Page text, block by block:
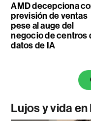
AMD decepciona
previsión de ventas
pese al auge del
negocio de centros
datos de IA
Lujos y vida